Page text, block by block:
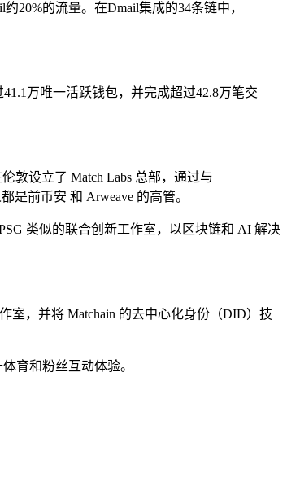
20%的流量。在Dmail集成的34条链中，
万唯一活跃钱包，并完成超过42.8万笔交
敦设立了 Match Labs 总部，通过与
是前币安 和 Arweave 的高管。
类似的联合创新工作室，以区块链和 AI 解决
，并将 Matchain 的去中心化身份（DID）技
育和粉丝互动体验。